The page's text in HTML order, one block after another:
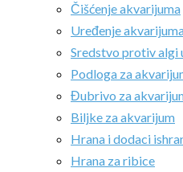
Čišćenje akvarijuma
Uređenje
Sredstvo protiv algi
Podloga za
Đubrivo za
Biljke za akvarijum
Hrana i dodaci
Hrana za ribice